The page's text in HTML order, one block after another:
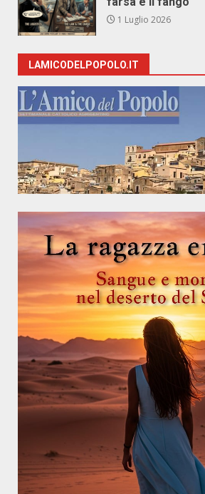
1 Luglio 2026
LAMICODELPOPOLO.IT